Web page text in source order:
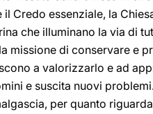
Credo essenziale, la
che illuminano la via di
missione di conservare e
a valorizzarlo e ad
e suscita nuovi
per quanto